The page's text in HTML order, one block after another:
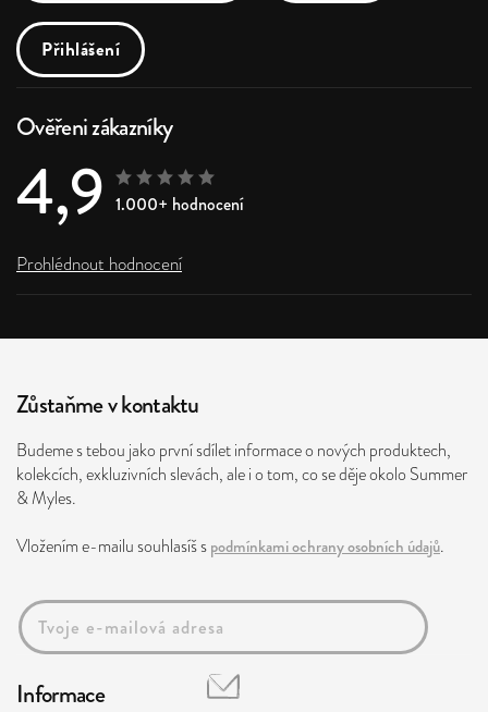
Přihlášení
Ověřeni zákazníky
4,9 1.000+ hodnocení
Prohlédnout hodnocení
Zůstaňme v kontaktu
Budeme s tebou jako první sdílet informace o nových produktech,
kolekcích, exkluzivních slevách, ale i o tom, co se děje okolo Summer
& Myles.
Vložením e-mailu souhlasíš spodmínkami ochrany osobních údajů.
Informace